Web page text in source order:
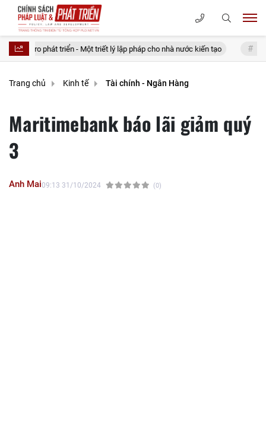
- Một triết lý lập pháp cho nhà nước kiến tạo 20 điều tưởng tiết
Trang chủ Kinh tế Tài chính - Ngân Hàng
Maritimebank báo lãi giảm quý
3
Anh Mai09:13 31/10/2024 (0)